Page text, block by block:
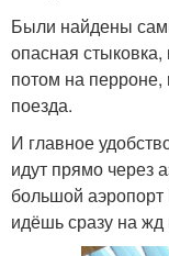
Модный
прическа
Были найдены
опасная стыковка,
потом на
поезда.
И главное
идут прямо через
большой
идёшь сразу на жд